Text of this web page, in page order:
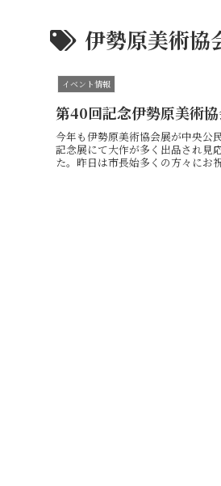
伊勢原美術協
イベント情報
第40回記念伊勢原美術
今年も伊勢原美術協会展が中央公
記念展にて大作が多く出品され見
た。昨日は市長始多くの方々にお